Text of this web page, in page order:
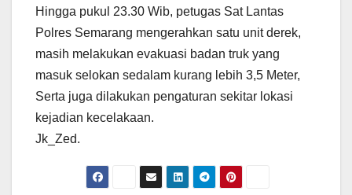
Hingga pukul 23.30 Wib, petugas Sat Lantas
Polres Semarang mengerahkan satu unit derek,
masih melakukan evakuasi badan truk yang
masuk selokan sedalam kurang lebih 3,5 Meter,
Serta juga dilakukan pengaturan sekitar lokasi
kejadian kecelakaan.
Jk_Zed.